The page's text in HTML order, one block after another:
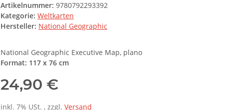
Artikelnummer: 9780792293392
Kategorie: Weltkarten
Hersteller: National Geographic
National Geographic Executive Map, plano
Format: 117 x 76 cm
24,90 €
inkl. 7% USt. , zzgl. Versand